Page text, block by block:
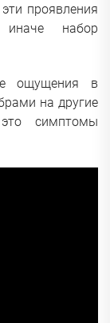
проявления
иначе набор
ощущения в
на другие
симптомы